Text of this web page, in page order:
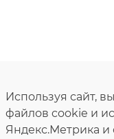
Используя сайт,
файлов cookie и
Яндекс.Метрика и